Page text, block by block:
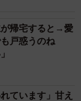
５ｇ×２袋 １
円
満足できそ
帰宅すると→愛
戸惑うのね
ています」甘え